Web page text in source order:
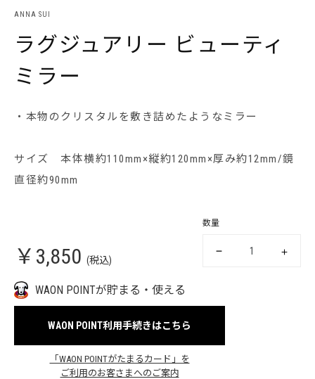
ANNA SUI
ラグジュアリー ビューティ
ミラー
・本物のクリスタルを敷き詰めたようなミラー
サイズ 本体横約110mm×縦約120mm×厚み約12mm/鏡
直径約90mm
￥3,850 (税込)
数量
WAON POINTが貯まる・使える
WAON POINT利用手続きはこちら
「WAON POINTがたまるカード」を
ご利用のお客さまへのご案内